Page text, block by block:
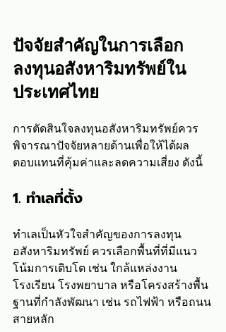
ปัจจัยสำคัญในการเลือก
ลงทุนอสังหาริมทรัพย์ใน
ประเทศไทย
การตัดสินใจลงทุนอสังหาริมทรัพย์ควร
พิจารณาปัจจัยหลายด้านเพื่อให้ได้ผล
ตอบแทนที่คุ้มค่าและลดความเสี่ยง ดังนี้
1. ทำเลที่ตั้ง
ทำเลเป็นหัวใจสำคัญของการลงทุน
อสังหาริมทรัพย์ ควรเลือกพื้นที่ที่มีแนว
โน้มการเติบโต เช่น ใกล้แหล่งงาน
โรงเรียน โรงพยาบาล หรือโครงสร้างพื้น
ฐานที่กำลังพัฒนา เช่น รถไฟฟ้า หรือถนน
สายหลัก